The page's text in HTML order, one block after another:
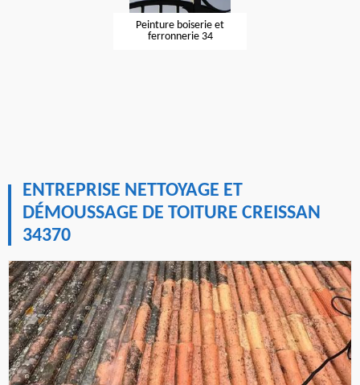
Peinture boiserie et
ferronnerie 34
ENTREPRISE NETTOYAGE ET
DÉMOUSSAGE DE TOITURE CREISSAN
34370